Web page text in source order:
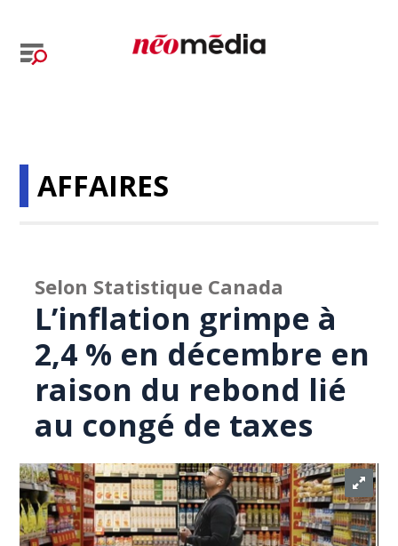
AFFAIRES
Selon Statistique Canada
L’inflation grimpe à
2,4 % en décembre en
raison du rebond lié
au congé de taxes